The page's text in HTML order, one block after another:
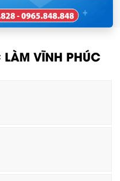
LÀM VĨNH PHÚC